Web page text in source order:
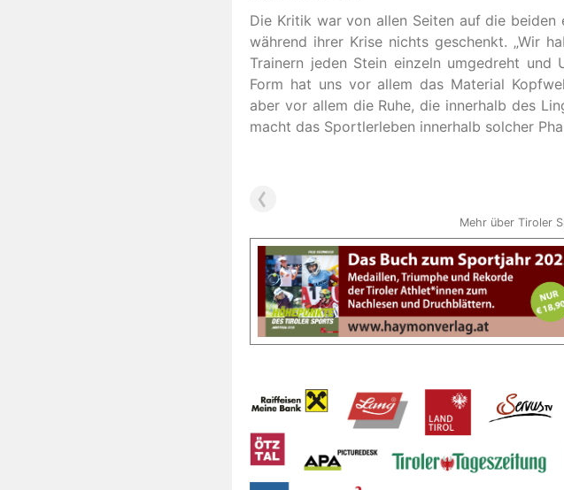
Die Kritik war von allen Seiten auf die
während ihrer Krise nichts geschenkt. „Wir
Trainern jeden Stein einzeln umgedreht und
Form hat uns vor allem das Material
aber vor allem die Ruhe, die innerhalb des
macht das Sportlerleben innerhalb solcher
Mehr über Tiroler